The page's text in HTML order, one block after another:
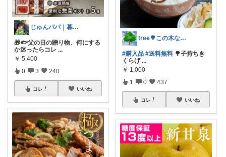
じゅんパパ｜暮らしと子育てROOM
🎁🐟父の日の贈り物、何にする
か迷ったらコレ ...
￥ 5,400
0 3 240
コレ いいね
tree🌳この木なんの木🙆‍♀️🌳
#購入品 #送料無料 🌳子持ちき
くらげ ...
￥ 1,000
1 0 437
コレ いいね